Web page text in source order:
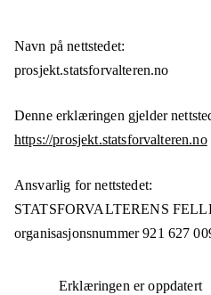
Navn på nettstedet:
prosjekt.statsforvalteren.no
Denne erklæringen gjelder
https://prosjekt.statsforvalteren.no
Ansvarlig for nettstedet:
STATSFORVALTERENS
organisasjonsnummer 921 627
Erklæringen er oppdatert